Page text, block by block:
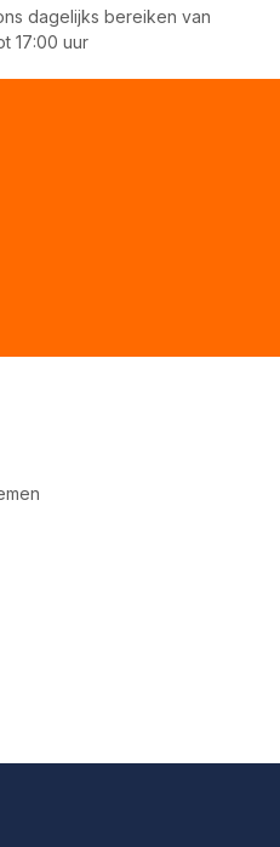
dagelijks bereiken van
17:00 uur